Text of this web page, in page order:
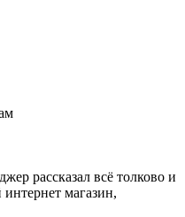
рассказал всё толково и
магазин,